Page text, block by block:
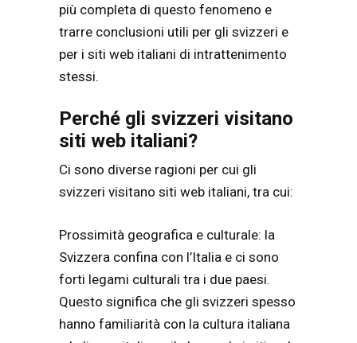
più completa di questo fenomeno e
trarre conclusioni utili per gli svizzeri e
per i siti web italiani di intrattenimento
stessi.
Perché gli svizzeri visitano
siti web italiani?
Ci sono diverse ragioni per cui gli
svizzeri visitano siti web italiani, tra cui:
Prossimità geografica e culturale: la
Svizzera confina con l’Italia e ci sono
forti legami culturali tra i due paesi.
Questo significa che gli svizzeri spesso
hanno familiarità con la cultura italiana